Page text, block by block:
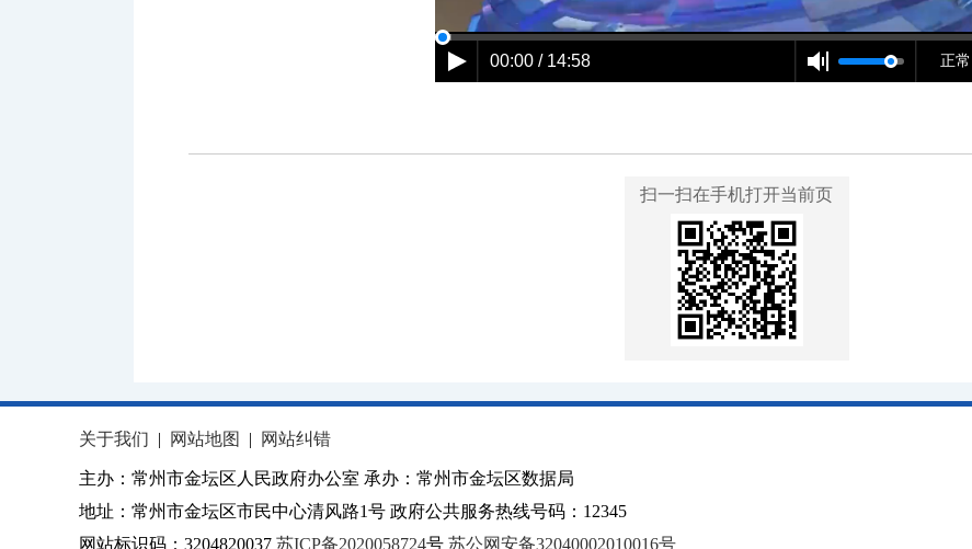
00:00 / 14:58 正常
扫一扫在手机打开当前页
关于我们 | 网站地图 | 网站纠错
主办：常州市金坛区人民政府办公室 承办：常州市金坛区数据局
地址：常州市金坛区市民中心清风路1号 政府公共服务热线号码：12345
网站标识码：3204820037 苏ICP备2020058724号 苏公网安备32040002010016号